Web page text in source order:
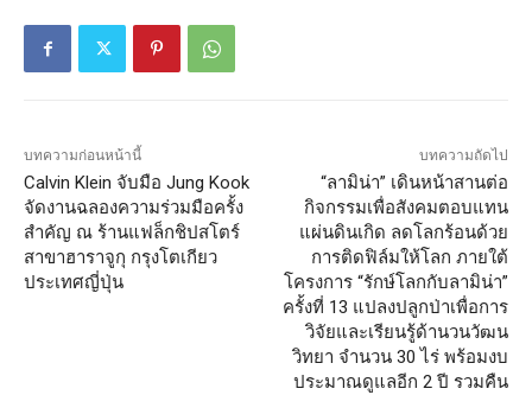
บทความก่อนหน้านี้
Calvin Klein จับมือ Jung Kook
จัดงานฉลองความร่วมมือครั้ง
สำคัญ ณ ร้านแฟล็กชิปสโตร์
สาขาฮาราจูกุ กรุงโตเกียว
ประเทศญี่ปุ่น
บทความถัดไป
“ลามิน่า” เดินหน้าสานต่อ
กิจกรรมเพื่อสังคมตอบแทน
แผ่นดินเกิด ลดโลกร้อนด้วย
การติดฟิล์มให้โลก ภายใต้
โครงการ “รักษ์โลกกับลามิน่า”
ครั้งที่ 13 แปลงปลูกป่าเพื่อการ
วิจัยและเรียนรู้ด้านวนวัฒน
วิทยา จำนวน 30 ไร่ พร้อมงบ
ประมาณดูแลอีก 2 ปี รวมคืน